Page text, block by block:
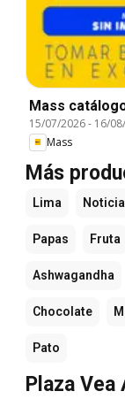
Mass
15/07/2026- 16/
Mass
Más
Lima
Papas Fruta
Ashwagandha
Chocolate
Pato
Plaza